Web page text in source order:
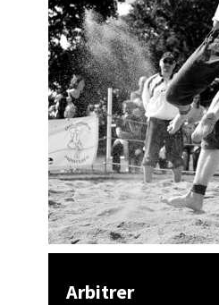
Arbitrer